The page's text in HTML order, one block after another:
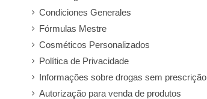
Condiciones Generales
Fórmulas Mestre
Cosméticos Personalizados
Política de Privacidade
Informações sobre drogas sem prescrição
Autorização para venda de produtos